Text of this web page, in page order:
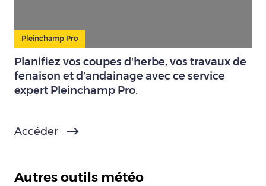
Pleinchamp Pro
Planifiez vos coupes d’herbe, vos travaux de
fenaison et d’andainage avec ce service
expert Pleinchamp Pro.
Accéder
Autres outils météo